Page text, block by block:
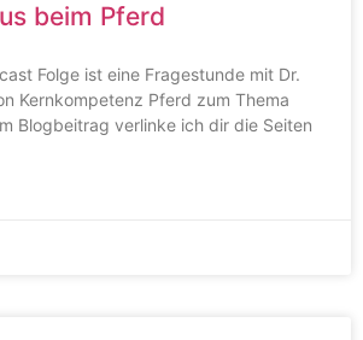
beim Pferd
Folge ist eine Fragestunde mit Dr.
Kernkompetenz Pferd zum Thema
Blogbeitrag verlinke ich dir die Seiten